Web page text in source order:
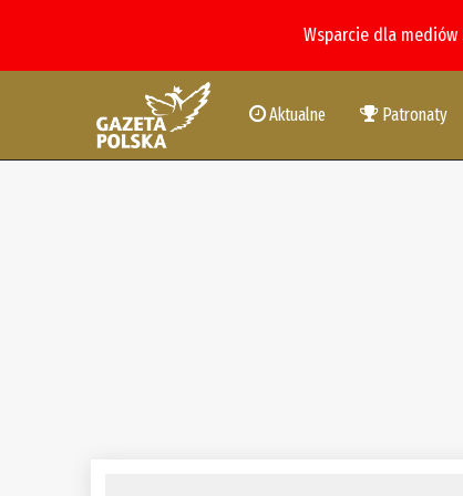
Wsparcie dla mediów
Aktualne Patronaty